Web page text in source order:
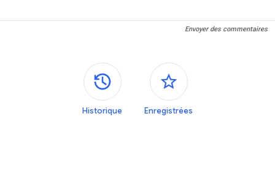
Envoyer des commentaires
Panneaux latéraux
Historique Enregistrées